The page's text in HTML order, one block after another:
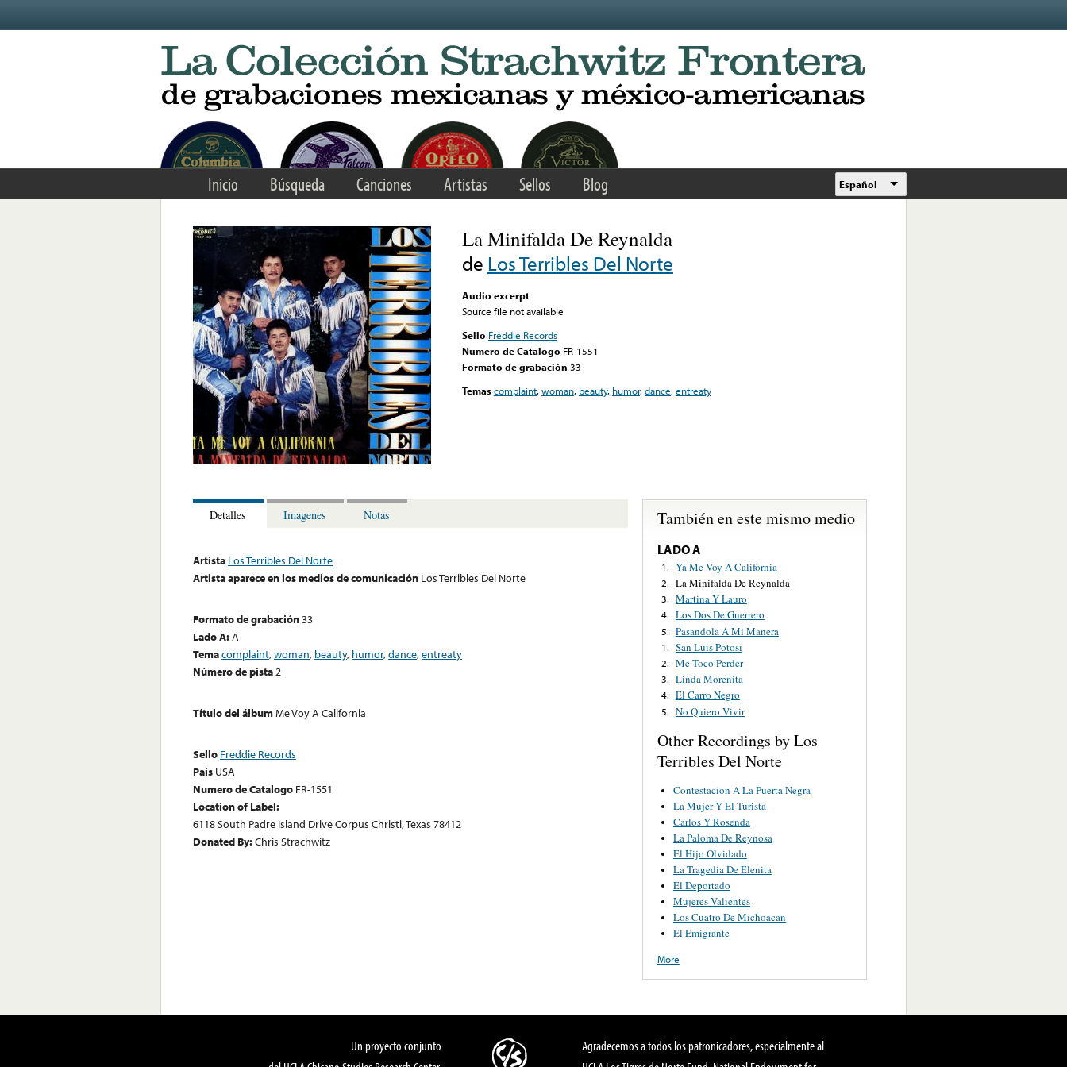
Inicio Búsqueda Canciones Artistas Sellos Blog Español
La Minifalda De Reynalda
de Los Terribles Del Norte
Audio excerpt
Source file not available
Sello Freddie Records
Numero de Catalogo FR-1551
Formato de grabación 33
Temascomplaint,woman, beauty, humor,dance,entreaty
Detalles Imagenes Notas
Artista Los Terribles Del Norte
Artista aparece en los medios de comunicación Los Terribles Del Norte
Formato de grabación33
Lado A:A
Temacomplaint,woman, beauty, humor,dance,entreaty
Número de pista2
Título del álbumMe Voy A California
Sello Freddie Records
País USA
Numero de Catalogo FR-1551
Location of Label:
6118 South Padre Island Drive Corpus Christi, Texas 78412
Donated By:Chris Strachwitz
También en este mismo medio
LADO A
1. Ya Me Voy A California
2. La Minifalda De Reynalda
3. Martina Y Lauro
4. Los Dos De Guerrero
5. Pasandola A Mi Manera
1. San Luis Potosi
2. Me Toco Perder
3. Linda Morenita
4. El Carro Negro
5. No Quiero Vivir
Other Recordings by Los
Terribles Del Norte
Contestacion A La Puerta Negra
La Mujer Y El Turista
Carlos Y Rosenda
La Paloma De Reynosa
El Hijo Olvidado
La Tragedia De Elenita
El Deportado
Mujeres Valientes
Los Cuatro De Michoacan
El Emigrante
More
Un proyecto conjunto
Agradecemos a todos los patronicadores, especialmente al